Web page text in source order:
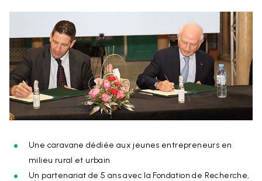
Une caravane dédiée aux jeunes entrepreneurs en
milieu rural et urbain
Un partenariat de 5 ans avec la Fondation de Recherche,